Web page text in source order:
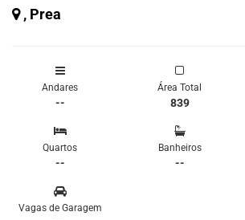
, Prea
Andares
--
Área Total
839
Quartos
--
Banheiros
--
Vagas de Garagem